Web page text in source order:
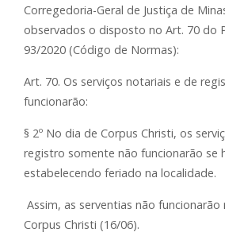
Corregedoria-Geral de Justiça de
observados o disposto no Art. 70 do
93/2020 (Código de Normas):
Art. 70. Os serviços notariais e de
funcionarão:
§ 2º No dia de Corpus Christi, os
registro somente não funcionarão se
estabelecendo feriado na localidade.
Assim, as serventias não
Corpus Christi (16/06).